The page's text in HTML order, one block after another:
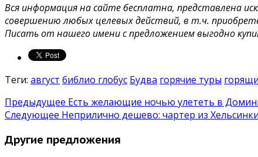
Вся информация на сайте бесплатна, представлена
совершению любых целевых действий, в т.ч.
Писать от нашего имени с предложением выгодно
Теги: август библио глобус Будва горячие туры
Предыдущее Есть желающие ночью улететь в
Следующее Неприлично дешево: чартер из
Другие предложения